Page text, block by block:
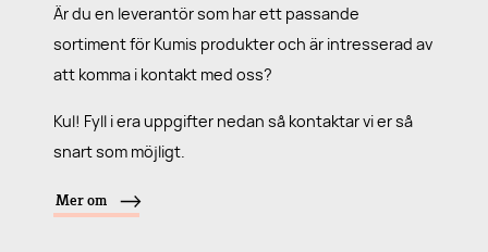
Är du en leverantör som har ett passande
sortiment för Kumis produkter och är intresserad av
att komma i kontakt med oss?
Kul! Fyll i era uppgifter nedan så kontaktar vi er så
snart som möjligt.
Mer om